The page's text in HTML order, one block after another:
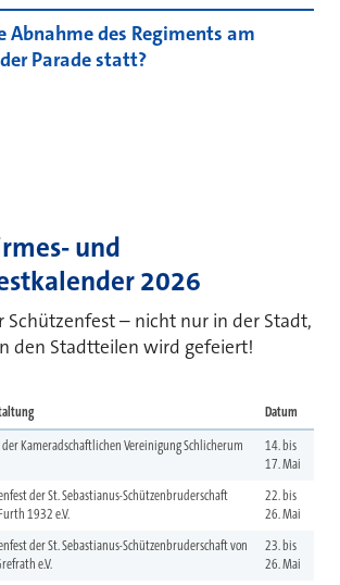
Abnahme des Regiments am
Parade statt?
und
2026
Schützenfest – nicht nur in der Stadt,
den Stadtteilen wird gefeiert!
Datum
Kameradschaftlichen Vereinigung Schlicherum
14. bis
17. Mai
der St. Sebastianus-Schützenbruderschaft
1932 e.V.
22. bis
26. Mai
der St. Sebastianus-Schützenbruderschaft von
e.V.
23. bis
26. Mai